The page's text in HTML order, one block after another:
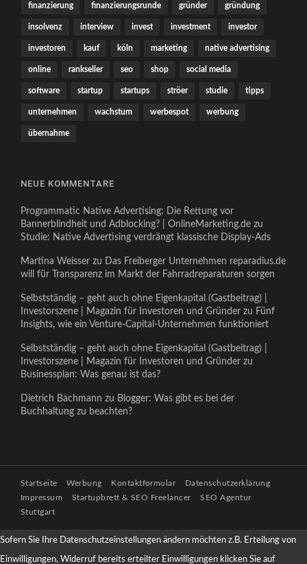
finanzierung finanzierungsrunde gründer gründung
insolvenz interview invest investment investor
investoren kauf köln marketing native advertising
online rankseller seo shop social media
software startup startups ströer studie tipps
unternehmen wachstum werbespot werbung
übernahme
NEUE KOMMENTARE
Programmatic Native Advertising: Die Rettung vor
Bannerblindheit und Adblocking? | OnlineMarketing.de zu
Studie: Native Advertising verdrängt klassische Display-Ads
Martina Weisser zu Das Freiberger Unternehmen reparadius.de
will für Transparenz im Markt der Fahrradreparaturen sorgen
Selbstständig – geht auch ohne Eigenkapital (Gastbeitrag) |
Investorszene | Magazin für Investoren und Gründer zu Fünf
Insights, wie ein Venture-Capital-Unternehmen funktioniert
Selbstständig – geht auch ohne Eigenkapital (Gastbeitrag) |
Investorszene | Magazin für Investoren und Gründer zu
Businessplan: Was genau ist das?
Dietrich Bachmann zu Blogger: Was gibt es bei der
Buchhaltung zu beachten?
Startseite Werbung Kontaktformular
Datenschutzerklärung
Impressum
Startupbrett & SEO Freelancer
SEO Agentur
Stuttgart
Sofern Sie Ihre Datenschutzeinstellungen ändern möchten z.B. Erteilung von
Einwilligungen, Widerruf bereits erteilter Einwilligungen klicken Sie auf